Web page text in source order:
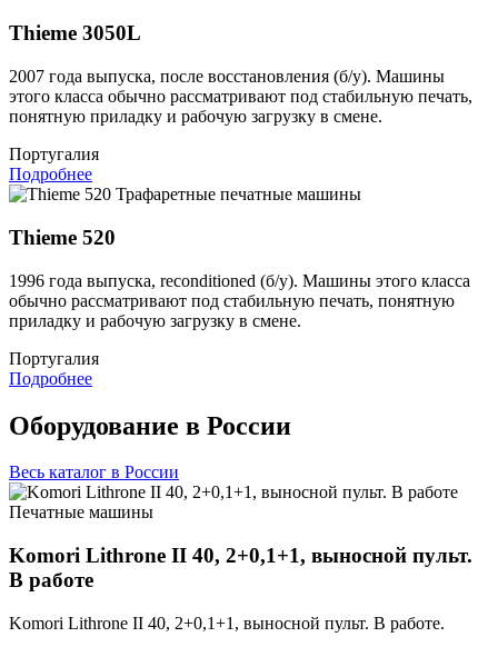
Thieme 3050L
2007 года выпуска, после восстановления (б/у). Машины
этого класса обычно рассматривают под стабильную печать,
понятную приладку и рабочую загрузку в смене.
Португалия
Подробнее
Трафаретные печатные машины
Thieme 520
1996 года выпуска, reconditioned (б/у). Машины этого класса
обычно рассматривают под стабильную печать, понятную
приладку и рабочую загрузку в смене.
Португалия
Подробнее
Оборудование в России
Весь каталог в России
Печатные машины
Komori Lithrone II 40, 2+0,1+1, выносной пульт.
В работе
Komori Lithrone II 40, 2+0,1+1, выносной пульт. В работе.